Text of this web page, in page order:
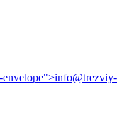
info@trezviy-